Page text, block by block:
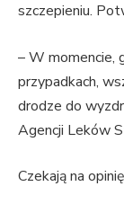
szczepieniu.
– W momencie,
przypadkach,
drodze do
Agencji Leków
Czekają na